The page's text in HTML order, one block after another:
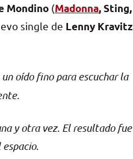
Mondino (Madonna, Sting,
single de Lenny Kravitz
oído fino para escuchar la
y otra vez. El resultado fue